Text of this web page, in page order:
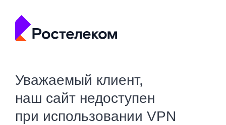
Уважаемый клиент,
наш сайт недоступен
при использовании VPN